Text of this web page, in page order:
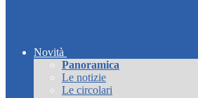
Novità
Panoramica
Le notizie
Le circolari